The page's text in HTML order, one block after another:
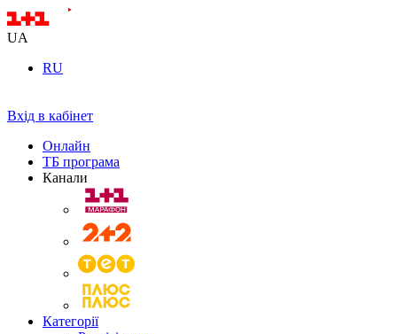
UA
RU
Вхід в кабінет
Онлайн
ТБ програма
Канали
Категорії